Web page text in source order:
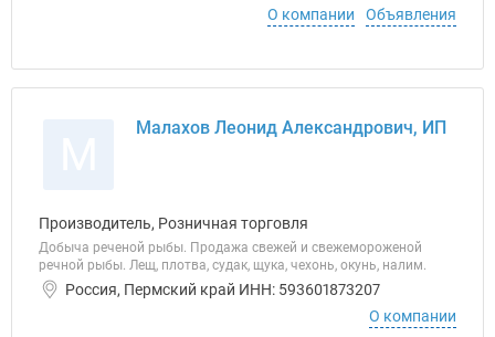
О компании
Объявления
Малахов Леонид Александрович, ИП
Производитель, Розничная торговля
Добыча реченой рыбы. Продажа свежей и свежемороженой
речной рыбы. Лещ, плотва, судак, щука, чехонь, окунь, налим.
Россия, Пермский край ИНН: 593601873207
О компании